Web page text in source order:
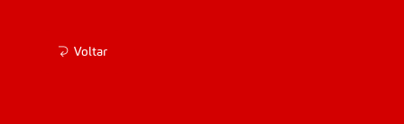
Voltar